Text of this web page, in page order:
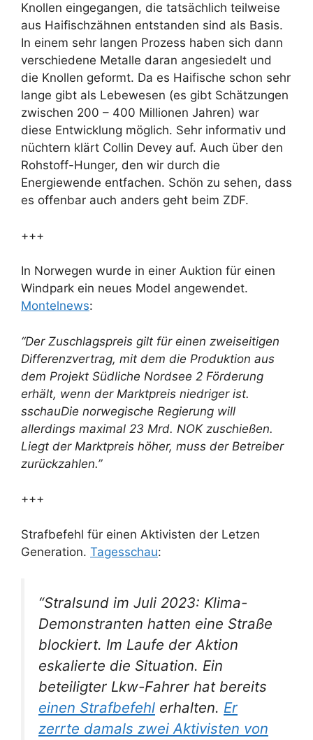
Knollen eingegangen, die tatsächlich teilweise
aus Haifischzähnen entstanden sind als Basis.
In einem sehr langen Prozess haben sich dann
verschiedene Metalle daran angesiedelt und
die Knollen geformt. Da es Haifische schon sehr
lange gibt als Lebewesen (es gibt Schätzungen
zwischen 200 – 400 Millionen Jahren) war
diese Entwicklung möglich. Sehr informativ und
nüchtern klärt Collin Devey auf. Auch über den
Rohstoff-Hunger, den wir durch die
Energiewende entfachen. Schön zu sehen, dass
es offenbar auch anders geht beim ZDF.
+++
In Norwegen wurde in einer Auktion für einen
Windpark ein neues Model angewendet.
Montelnews:
“Der Zuschlagspreis gilt für einen zweiseitigen
Differenzvertrag, mit dem die Produktion aus
dem Projekt Südliche Nordsee 2 Förderung
erhält, wenn der Marktpreis niedriger ist.
sschauDie norwegische Regierung will
allerdings maximal 23 Mrd. NOK zuschießen.
Liegt der Marktpreis höher, muss der Betreiber
zurückzahlen.”
+++
Strafbefehl für einen Aktivisten der Letzen
Generation. Tagesschau:
“Stralsund im Juli 2023: Klima-
Demonstranten hatten eine Straße
blockiert. Im Laufe der Aktion
eskalierte die Situation. Ein
beteiligter Lkw-Fahrer hat bereits
einen Strafbefehl erhalten. Er
zerrte damals zwei Aktivisten von